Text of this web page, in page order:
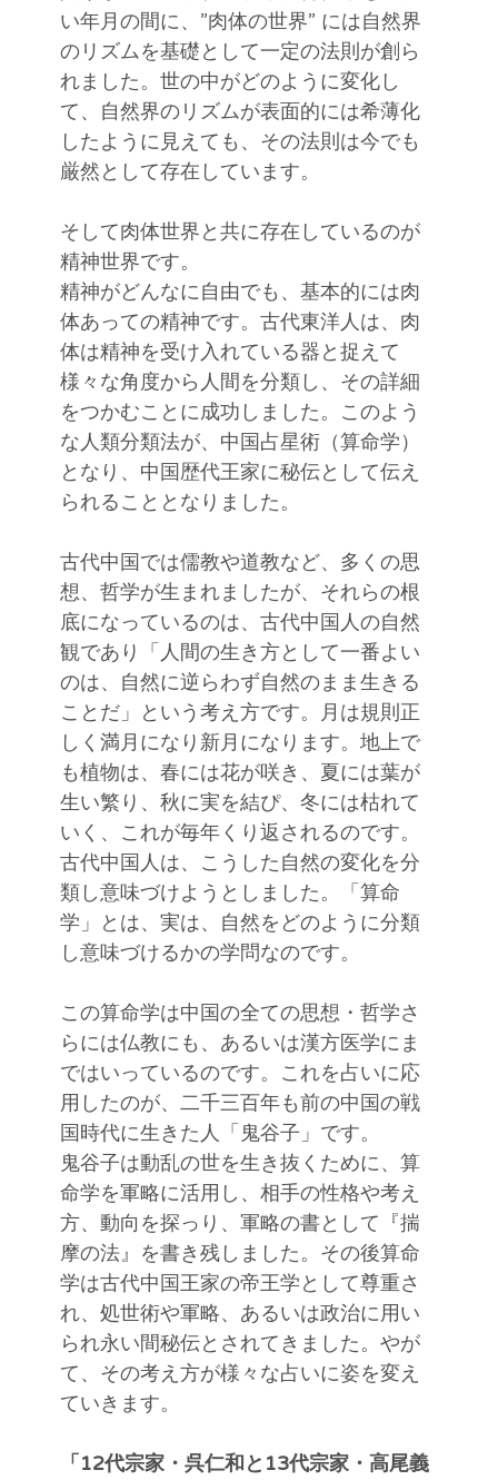
い年月の間に、”肉体の世界” には自然界
のリズムを基礎として一定の法則が創ら
れました。世の中がどのように変化し
て、自然界のリズムが表面的には希薄化
したように見えても、その法則は今でも
厳然として存在しています。
そして肉体世界と共に存在しているのが
精神世界です。
精神がどんなに自由でも、基本的には肉
体あっての精神です。古代東洋人は、肉
体は精神を受け入れている器と捉えて
様々な角度から人間を分類し、その詳細
をつかむことに成功しました。このよう
な人類分類法が、中国占星術（算命学）
となり、中国歴代王家に秘伝として伝え
られることとなりました。
古代中国では儒教や道教など、多くの思
想、哲学が生まれましたが、それらの根
底になっているのは、古代中国人の自然
観であり「人間の生き方として一番よい
のは、自然に逆らわず自然のまま生きる
ことだ」という考え方です。月は規則正
しく満月になり新月になります。地上で
も植物は、春には花が咲き、夏には葉が
生い繁り、秋に実を結ぴ、冬には枯れて
いく、これが毎年くり返されるのです。
古代中国人は、こうした自然の変化を分
類し意味づけようとしました。「算命
学」とは、実は、自然をどのように分類
し意味づけるかの学問なのです。
この算命学は中国の全ての思想・哲学さ
らには仏教にも、あるいは漢方医学にま
ではいっているのです。これを占いに応
用したのが、二千三百年も前の中国の戦
国時代に生きた人「鬼谷子」です。
鬼谷子は動乱の世を生き抜くために、算
命学を軍略に活用し、相手の性格や考え
方、動向を探っり、軍略の書として『揣
摩の法』を書き残しました。その後算命
学は古代中国王家の帝王学として尊重さ
れ、処世術や軍略、あるいは政治に用い
られ永い間秘伝とされてきました。やが
て、その考え方が様々な占いに姿を変え
ていきます。
「12代宗家・呉仁和と13代宗家・高尾義